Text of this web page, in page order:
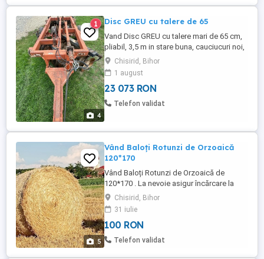
4
1 Disc GREU cu talere de 65
Vand Disc GREU cu talere mari de 65 cm,
pliabil, 3,5 m in stare buna, cauciucuri noi,
instalatie electrica in stare foarte buna,
robust, putere necesara 150 de cp, 4.400
euro negociabil
Chisirid, Bihor
1 august
23 073 RON
Telefon validat
5
Vând Baloți Rotunzi de Orzoaică
120*170
Vând Baloți Rotunzi de Orzoaică de
120*170 . La nevoie asigur încărcare la
fata locului Sunt baloți înainte de ploi.
Preț: 100 lei bucata.
Chisirid, Bihor
31 iulie
100 RON
Telefon validat